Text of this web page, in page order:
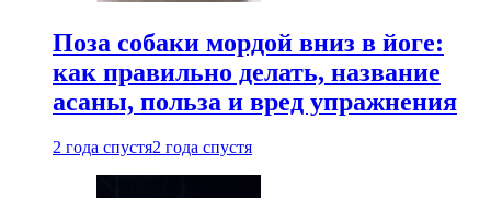
Поза собаки мордой вниз в йоге:
как правильно делать, название
асаны, польза и вред упражнения
2 года спустя2 года спустя